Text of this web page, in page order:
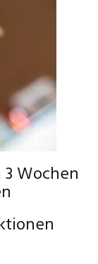
Wochen